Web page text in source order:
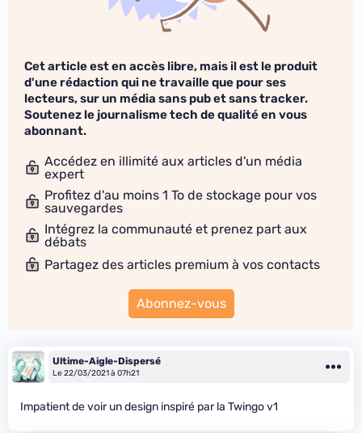
Cet article est en accès libre, mais il est le produit
d'une rédaction qui ne travaille que pour ses
lecteurs, sur un média sans pub et sans tracker.
Soutenez le journalisme tech de qualité en vous
abonnant.
Accédez en illimité aux articles d'un média
expert
Profitez d'au moins 1 To de stockage pour vos
sauvegardes
Intégrez la communauté et prenez part aux
débats
Partagez des articles premium à vos contacts
Abonnez-vous
Ultime-Aigle-Dispersé
Le 22/03/2021 à 07h21
Impatient de voir un design inspiré par la Twingo v1